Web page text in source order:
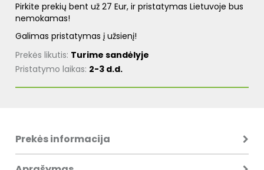
Pirkite prekių bent už 27 Eur, ir pristatymas Lietuvoje bus
nemokamas!
Galimas pristatymas į užsienį!
Prekės likutis: Turime sandėlyje
Pristatymo laikas: 2-3 d.d.
Prekės informacija